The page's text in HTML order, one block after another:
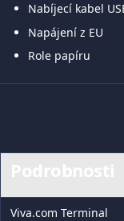
Nabíjecí kabel
Napájení z EU
Role papíru
Viva.com Terminal